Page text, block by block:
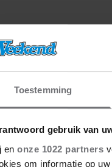
Toestemming
gebruik van
en onze 1022 partners
om informatie op
enkele van haar